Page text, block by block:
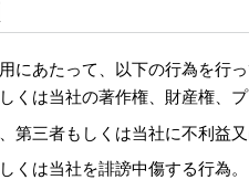
にあたって、以下の行為を行
くは当社の著作権、財産権、
第三者もしくは当社に不利益
くは当社を誹謗中傷する行為。